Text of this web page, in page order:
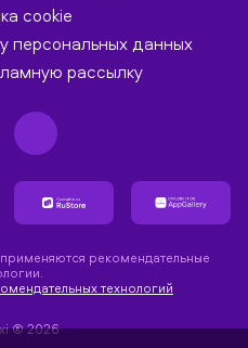
cookie
персональных данных
рассылку
рекомендательные
технологий
® 2026